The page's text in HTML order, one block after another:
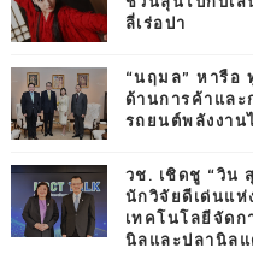
ลี่เร่อปา
“นฤมล” หารือ
ด้านการค้าและ
รถยนต์พลังงา
วช. เชิดชู “วิน
นักวิจัยดีเด่นแ
เทคโนโลยีจัดก
นิลและปลานิลแ